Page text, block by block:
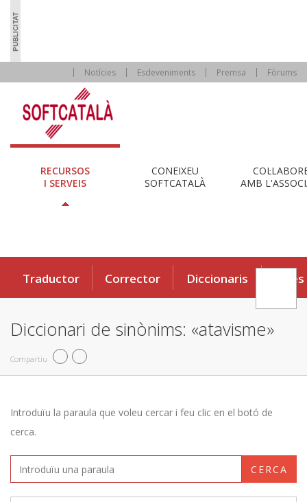
Notícies Esdeveniments Premsa Fòrums
RECURSOS
I SERVEIS
CONEIXEU
SOFTCATALÀ
AMB
Traductor Corrector Diccionaris Eines
Diccionari de sinònims: «atavisme»
Compartiu
Introduïu la paraula que voleu cercar i feu clic en el botó de
cerca.
CERCA